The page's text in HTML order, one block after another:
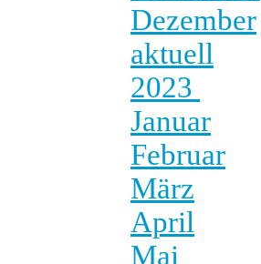
Dezember
aktuell
2023
Januar
Februar
März
April
Mai